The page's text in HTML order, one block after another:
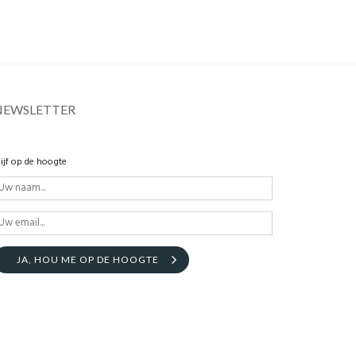
op de hoogte
JA, HOU ME OP DE HOOGTE